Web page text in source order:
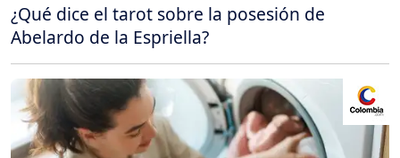
¿Qué dice el tarot sobre la posesión de
Abelardo de la Espriella?